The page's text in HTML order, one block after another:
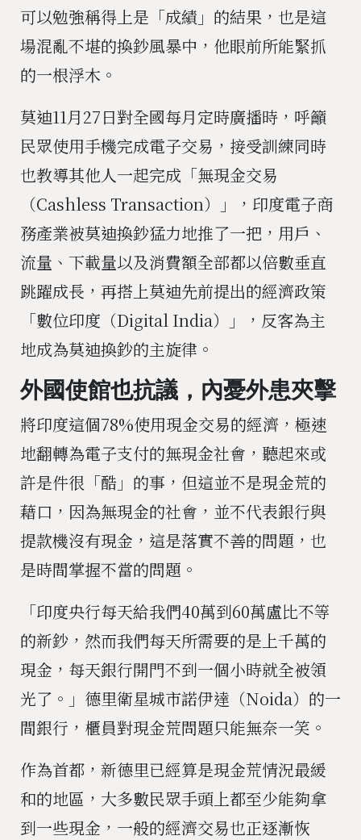
可以勉強稱得上是「成績」的結果，也是這
場混亂不堪的換鈔風暴中，他眼前所能緊抓
的一根浮木。
莫迪11月27日對全國每月定時廣播時，呼籲
民眾使用手機完成電子交易，接受訓練同時
也教導其他人一起完成「無現金交易
（Cashless Transaction）」，印度電子商
務產業被莫迪換鈔猛力地推了一把，用戶、
流量、下載量以及消費額全部都以倍數垂直
跳躍成長，再搭上莫迪先前提出的經濟政策
「數位印度（Digital India）」，反客為主
地成為莫迪換鈔的主旋律。
外國使館也抗議，內憂外患夾擊
將印度這個78%使用現金交易的經濟，極速
地翻轉為電子支付的無現金社會，聽起來或
許是件很「酷」的事，但這並不是現金荒的
藉口，因為無現金的社會，並不代表銀行與
提款機沒有現金，這是落實不善的問題，也
是時間掌握不當的問題。
「印度央行每天給我們40萬到60萬盧比不等
的新鈔，然而我們每天所需要的是上千萬的
現金，每天銀行開門不到一個小時就全被領
光了。」德里衛星城市諾伊達（Noida）的一
間銀行，櫃員對現金荒問題只能無奈一笑。
作為首都，新德里已經算是現金荒情況最緩
和的地區，大多數民眾手頭上都至少能夠拿
到一些現金，一般的經濟交易也正逐漸恢